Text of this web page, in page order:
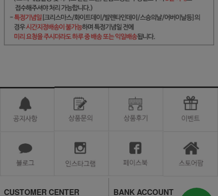
CUSTOMER CENTER BANK ACCOUNT